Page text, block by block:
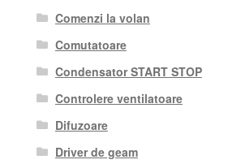
Comenzi la volan
Comutatoare
Condensator START STOP
Controlere ventilatoare
Difuzoare
Driver de geam